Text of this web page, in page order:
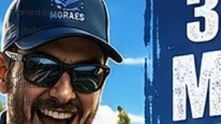
Variedades
Mundo
curioso
POLÍCIA
Últimas
Notícias
Destaques
Artigos